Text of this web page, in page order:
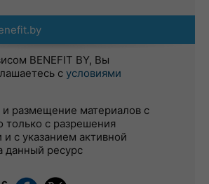
BENEFIT BY, Вы
с условиями
и размещение материалов с
только с разрешения
с указанием активной
данный ресурс